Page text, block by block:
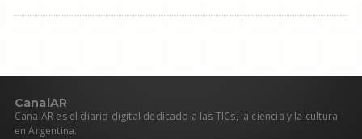
CanalAR
CanalAR es el diario digital dedicado a las TICs, la ciencia y la cultura
en Argentina.